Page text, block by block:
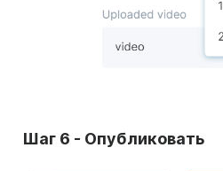
Шаг 6 - Опубликовать